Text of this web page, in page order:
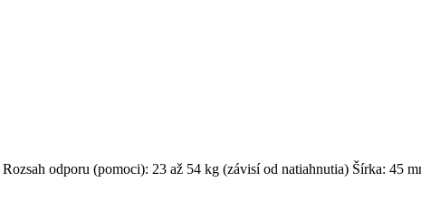
Rozsah odporu (pomoci): 23 až 54 kg (závisí od natiahnutia) Šírka: 45